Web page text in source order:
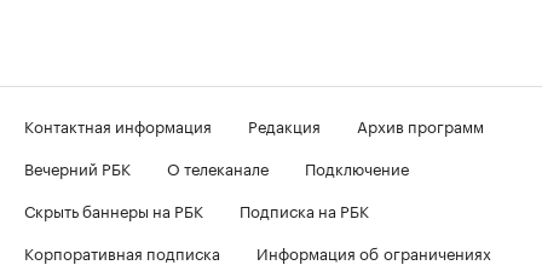
Контактная информация Редакция
Архив программ
Вечерний РБК
О телеканале
Подключение
Скрыть баннеры на РБК
Подписка на РБК
Корпоративная подписка
Информация об ограничениях